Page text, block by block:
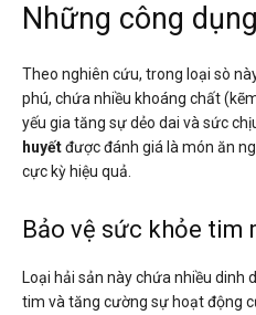
Những công
Theo nghiên cứu, trong loại sò
phú, chứa nhiều khoáng chất
yếu gia tăng sự dẻo dai và sức
huyếtđược đánh giá là món ăn
cực kỳ hiệu quả.
Bảo vệ sức khỏe tim
Loại hải sản này chứa nhiều dinh
tim và tăng cường sự hoạt động